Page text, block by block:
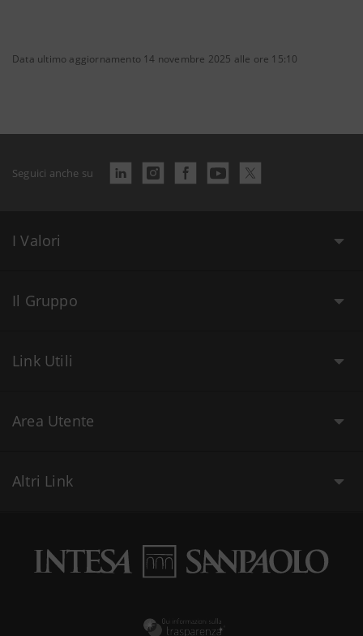
Data ultimo aggiornamento 14 novembre 2025 alle ore 15:10
Seguici anche su
I Valori
Il Gruppo
Link Utili
Area Utente
Altri Link